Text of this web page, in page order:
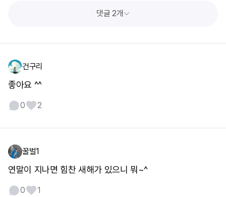
댓글 2개
건구리
좋아요 ^^
0 2
꿀벌1
연말이 지나면 힘찬 새해가 있으니 뭐~^
0 1